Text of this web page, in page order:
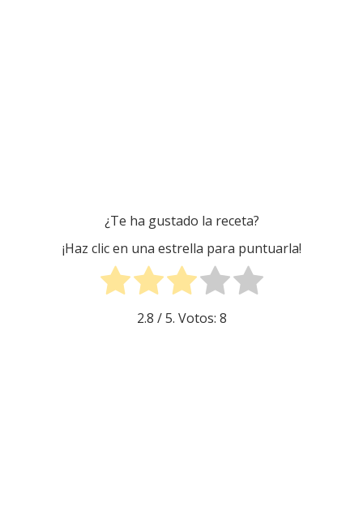
¿Te ha gustado la receta?
¡Haz clic en una estrella para puntuarla!
2.8 / 5. Votos: 8